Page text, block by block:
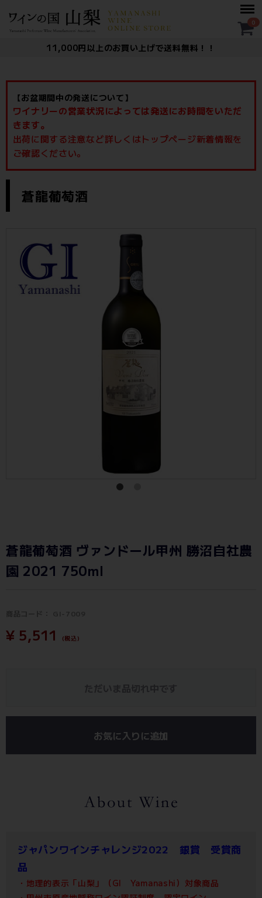
0
11,000円以上のお買い上げで送料無料！！
Menu
【お盆期間中の発送について】
ワイナリーの営業状況によっては発送にお時間をいただ
きます。
出荷に関する注意など詳しくはトップページ新着情報を
ご確認ください。
蒼龍葡萄酒
蒼龍葡萄酒 ヴァンドール甲州 勝沼自社農
園 2021 750ml
¥ 5,511 (税込)
お気に入りに追加
ジャパンワインチャレンジ2022 銀賞 受賞商
品
・地理的表示「山梨」（GI Yamanashi）対象商品